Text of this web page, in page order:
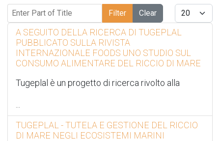
Enter Part of Title Filter Clear Display #
A SEGUITO DELLA RICERCA DI TUGEPLAL
PUBBLICATO SULLA RIVISTA
INTERNAZIONALE FOODS UNO STUDIO SUL
CONSUMO ALIMENTARE DEL RICCIO DI MARE
Tugeplal è un progetto di ricerca rivolto alla
TUGEPLAL - TUTELA E GESTIONE DEL RICCIO
DI MARE NEGLI ECOSISTEMI MARINI